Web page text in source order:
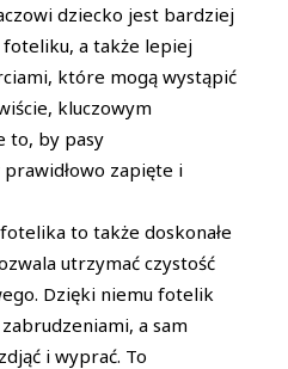
dziecko jest bardziej
a także lepiej
które mogą wystąpić
kluczowym
to, by pasy
zapięte i
to także doskonałe
utrzymać czystość
Dzięki niemu fotelik
a sam
i wyprać. To